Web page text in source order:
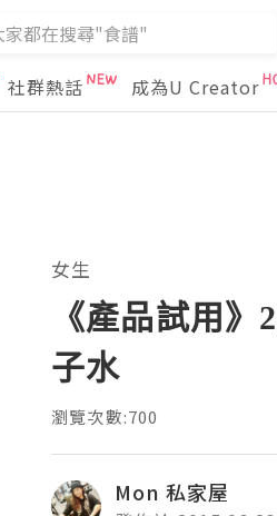
社群熱話 成為U Creator
女生
《產品試用
子水
瀏覽次數:700
Mon 私家屋